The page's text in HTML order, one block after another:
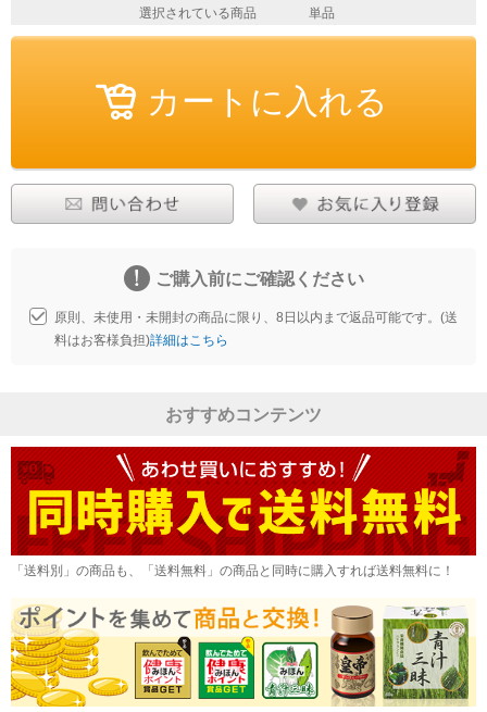
選択されている商品 単品
ご購入前にご確認ください
原則、未使用・未開封の商品に限り、8日以内まで返品可能です。(送
料はお客様負担)詳細はこちら
おすすめコンテンツ
「送料別」の商品も、「送料無料」の商品と同時に購入すれば送料無料に！